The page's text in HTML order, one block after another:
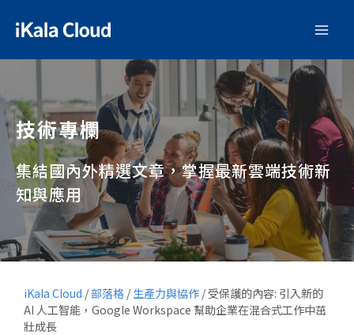
技術專欄
集結國內外精選文章，掌握最新雲端技術新
知與應用
iKala Cloud /部落格 / 生產力與協作 / 受保護的內容: 引入新的
AI 人工智能，Google Workspace 幫助企業在混合式工作中茁
壯成長